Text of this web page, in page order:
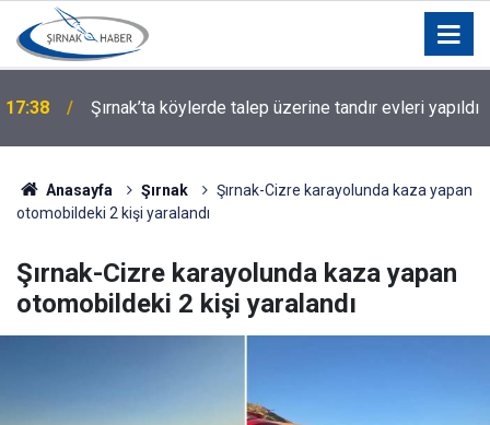
17:19
yakalandı
Anasayfa Şırnak
Şırnak-Cizre karayolunda kaza yapan
otomobildeki 2 kişi yaralandı
Şırnak-Cizre karayolunda kaza yapan
otomobildeki 2 kişi yaralandı